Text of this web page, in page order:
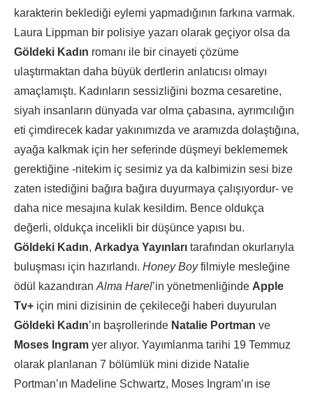
karakterin beklediği eylemi yapmadığının farkına varmak.
Laura Lippman bir polisiye yazarı olarak geçiyor olsa da
Göldeki Kadın romanı ile bir cinayeti çözüme
ulaştırmaktan daha büyük dertlerin anlatıcısı olmayı
amaçlamıştı. Kadınların sessizliğini bozma cesaretine,
siyah insanların dünyada var olma çabasına, ayrımcılığın
eti çimdirecek kadar yakınımızda ve aramızda dolaştığına,
ayağa kalkmak için her seferinde düşmeyi beklememek
gerektiğine -nitekim iç sesimiz ya da kalbimizin sesi bize
zaten istediğini bağıra bağıra duyurmaya çalışıyordur- ve
daha nice mesajına kulak kesildim. Bence oldukça
değerli, oldukça incelikli bir düşünce yapısı bu.
Göldeki Kadın, Arkadya Yayınları tarafından okurlarıyla
buluşması için hazırlandı. Honey Boyfilmiyle mesleğine
ödül kazandıran Alma Harel’in yönetmenliğinde Apple
Tv+ için mini dizisinin de çekileceği haberi duyurulan
Göldeki Kadın’ın başrollerinde Natalie Portman ve
Moses Ingram yer alıyor. Yayımlanma tarihi 19 Temmuz
olarak planlanan 7 bölümlük mini dizide Natalie
Portman’ın Madeline Schwartz, Moses Ingram’ın ise